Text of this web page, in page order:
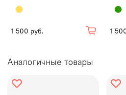
Обратите внимание:
Нет
1 500 руб. 1
Аналогичные товары